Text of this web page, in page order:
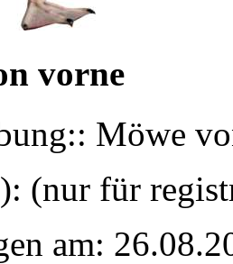
vorne
Möwe
(nur für
am: